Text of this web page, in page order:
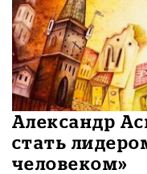
Александр
стать
человеком»